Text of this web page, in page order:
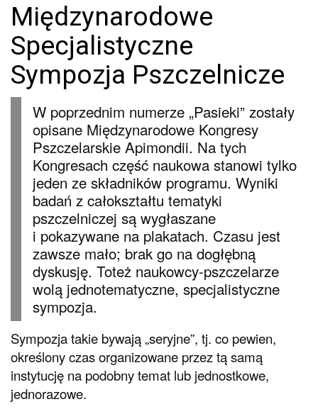
Międzynarodowe
Specjalistyczne
Sympozja Pszczelnicze
W poprzednim numerze „Pasieki” zostały
opisane Międzynarodowe Kongresy
Pszczelarskie Apimondii. Na tych
Kongresach część naukowa stanowi tylko
jeden ze składników programu. Wyniki
badań z całokształtu tematyki
pszczelniczej są wygłaszane
i pokazywane na plakatach. Czasu jest
zawsze mało; brak go na dogłębną
dyskusję. Toteż naukowcy-pszczelarze
wolą jednotematyczne, specjalistyczne
sympozja.
Sympozja takie bywają „seryjne”, tj. co pewien,
określony czas organizowane przez tą samą
instytucję na podobny temat lub jednostkowe,
jednorazowe.